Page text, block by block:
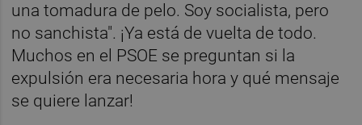
una tomadura de pelo. Soy socialista, pero
no sanchista". ¡Ya está de vuelta de todo.
Muchos en el PSOE se preguntan si la
expulsión era necesaria hora y qué mensaje
se quiere lanzar!